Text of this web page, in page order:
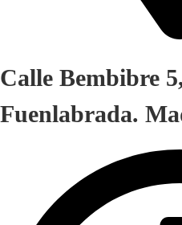
Calle Bembibre
Fuenlabrada.